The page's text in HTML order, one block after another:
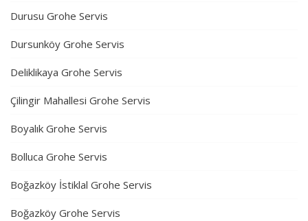
Durusu Grohe Servis
Dursunköy Grohe Servis
Deliklikaya Grohe Servis
Çilingir Mahallesi Grohe Servis
Boyalık Grohe Servis
Bolluca Grohe Servis
Boğazköy İstiklal Grohe Servis
Boğazköy Grohe Servis